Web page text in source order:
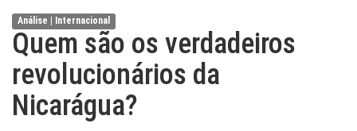
Análise | Internacional
Quem são os verdadeiros
revolucionários da
Nicarágua?